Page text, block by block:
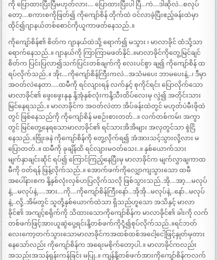
ကို ပြောထားပြီးပြီမဟုတ်လား…. ပြောထားပြီးပါ ပြီ…ကဲ….ဒါဆိုလဲ…စလုပ်
တော့….စကားစကိုဖြတ်၍ ကိုကျော်စိန် တိုက်ထဲ ဝင်လာခဲ့ပြီးဧည့်ခန်းထဲမှာ
ထိုင်၍ဂျာနယ်တစ်စောင်ကိုယူကာဖတ်နေသည်..။
ကိုကျော်စိန်၏ စိတ်က ဂျာနယ်ထဲသို့ ရောက်၍ မသွား ၊ မာလာခိုင် ထံသို့သာ
ရောက်နေသည်..။ ဂျာနယ်ကို ကြာကြာမဖတ်နိုင်..။မာလာခိုင်ကိုတွေ့မြင်ချင်
စိတ်က ပြင်းပြလာ၍သက်ပြင်းတစ်ချက်ကို လေးပင်စွာ ချ၍ ကိုကျော်စိန် ထ
ရပ်လိုက်သည်..။ အိုး….ကိုကျော်စိန်ကြီးကလဲ…အသံမပေး ဘာမပေးနဲ့…၊ ဒီမှာ
အဝတ်လဲနေတာ…..ထမီကို ရင်လျားရန် လက်နှင့် စုကိုင်ရင်း ပြောလိုက်သော
မာလာခိုင်၏ ဖွေးဖွေးနုနု နို့အုံနှစ်လုံးကနို့သီးထိပ်လေးမှ လွဲ၍ အတိုင်းသား
မြင်နေရသည်..။ မာလာခိုင်က အဝတ်လဲတာ အိပ်ခန်းထဲတွင် မဟုတ်ပဲမီးဖိုထဲ
တွင် ဖြစ်နေသည်ကို ကိုကျော်စိန် မစဉ်းစားတတ်…။ လက်တစ်ကမ်း အကွာ
တွင် မြင်တွေ့နေရသောမာလာခိုင်၏ ရင်သားအိအိများ အလှတွင်သာ စွဲငြိ
နေသည်..။ဗြုံးခနဲ ကိုကျော်စိန်ကို တွေ့လိုက်ရ၍ အံအားသင့်သွားလို့လား မ
ပြောတတ်..။ ထမီကို ခုချိန်ထိ ရင်လျားမဝတ်သေး..။ နှစ်ယောက်သား
မျက်နှာချင်းဆိုင် ရပ်၍ ကြောင်ကြည့်နေပြီးမှ မာလာခိုင်က မျက်လွှာချကာထ
မီကို ဝတ်ရန် ဖြန့်လိုက်သည်..။ အောက်ဖက်ကိုလျှောကျသွားသော ထမီ
အပေါ်နားစက နို့နှစ်လုံးလှစ်ဟပြလိုက်သလို ဖြစ်သွားသည်..အို….အာ့….မလုပ်
နဲ့….မလုပ်နဲ့……အား….ကို….ကိုကျော်စိန်ကြီးနော်…အိုအို…မလုပ်နဲ့…နော်…မလုပ်
နဲ့…လို့..အိမ်တွင် သူတို့နှစ်ယောက်ထဲသာ ရှိသည်ဟူသော အသိနှင့် မာလာ
ခိုင်၏ အကျင့်စရိုက်ကို သိထားသောကိုကျော်စိန်က မာလာခိုင်၏ ခါးကို လက်
တစ်ဖက်ဖြင့်အားယူဆွဲပွေ့ရင်းနို့တစ်ဖက်ကိုငုံံ့၍စုပ်လိုက်သည်..။ရင်ဘတ်
လေးကော့တက်သွားသောမာလာခိုင်ကအထစ်ထစ်အငေါ့ငေါ့ဖြင့်နှုတ်မှတား
နေသော်လည်း ကိုကျော်စိန်က အရေးမစိုက်တော့ပါ..။ မာလာခိုင်ကလည်း
အသည်းအသန်ရုန်းကန်ခြင်း မပြု..။ ကျန်နို့တစ်ဖက်အားကိုကျော်စိန်ကလက်